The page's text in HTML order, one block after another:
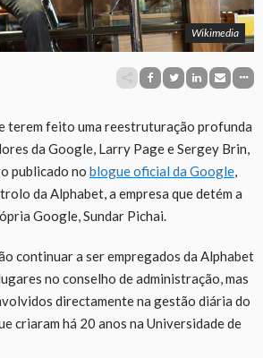
Wikimedia
terem feito uma reestruturação profunda
da Google, Larry Page e Sergey Brin,
publicado no blogue oficial da Google,
da Alphabet, a empresa que detém a
Google, Sundar Pichai.
continuar a ser empregados da Alphabet
no conselho de administração, mas
directamente na gestão diária do
criaram há 20 anos na Universidade de